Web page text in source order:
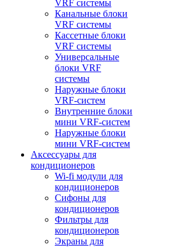
VRF системы
Канальные блоки
VRF системы
Кассетные блоки
VRF системы
Универсальные
блоки VRF
системы
Наружные блоки
VRF-систем
Внутренние блоки
мини VRF-систем
Наружные блоки
мини VRF-систем
Аксессуары для
кондиционеров
Wi-fi модули для
кондиционеров
Сифоны для
кондиционеров
Фильтры для
кондиционеров
Экраны для